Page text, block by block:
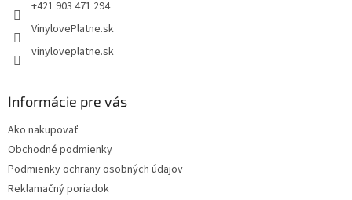
+421 903 471 294
VinylovePlatne.sk
vinyloveplatne.sk
Informácie pre vás
Ako nakupovať
Obchodné podmienky
Podmienky ochrany osobných údajov
Reklamačný poriadok